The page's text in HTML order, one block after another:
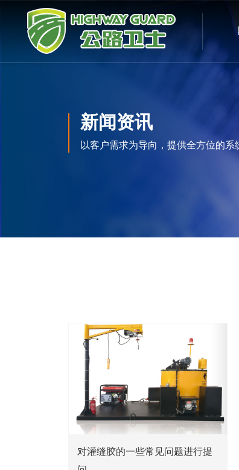
新闻资讯
以客户需求为导向，提供全方位的系
对灌缝胶的一些常见问题进行提